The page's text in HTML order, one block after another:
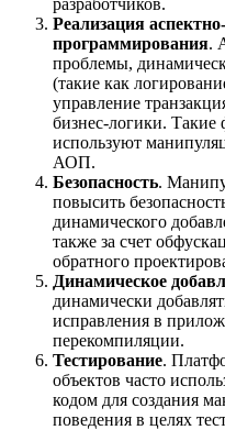
разработчиков.
Реализация
программирования.
проблемы,
(такие как
управление
бизнес-логики. Такие
используют
АОП.
Безопасность.
повысить
динамического
также за счет
обратного
Динамическое
динамически
исправления в
перекомпиляции.
Тестирование.
объектов часто
кодом для создания
поведения в целях